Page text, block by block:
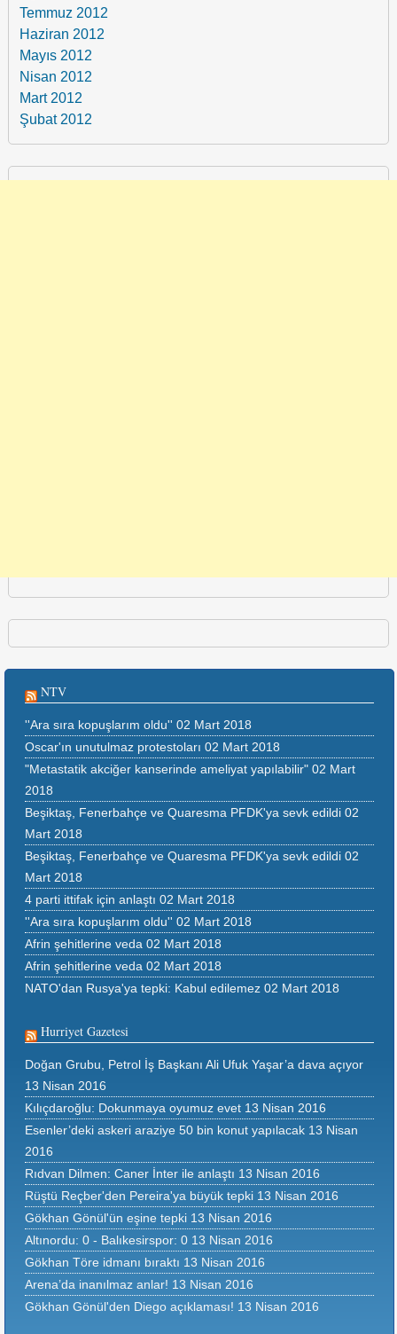
Temmuz 2012
Haziran 2012
Mayıs 2012
Nisan 2012
Mart 2012
Şubat 2012
NTV
''Ara sıra kopuşlarım oldu'' 02 Mart 2018
Oscar'ın unutulmaz protestoları 02 Mart 2018
"Metastatik akciğer kanserinde ameliyat yapılabilir" 02 Mart
2018
Beşiktaş, Fenerbahçe ve Quaresma PFDK'ya sevk edildi 02
Mart 2018
Beşiktaş, Fenerbahçe ve Quaresma PFDK'ya sevk edildi 02
Mart 2018
4 parti ittifak için anlaştı 02 Mart 2018
''Ara sıra kopuşlarım oldu'' 02 Mart 2018
Afrin şehitlerine veda 02 Mart 2018
Afrin şehitlerine veda 02 Mart 2018
NATO'dan Rusya'ya tepki: Kabul edilemez 02 Mart 2018
Hurriyet Gazetesi
Doğan Grubu, Petrol İş Başkanı Ali Ufuk Yaşar’a dava açıyor
13 Nisan 2016
Kılıçdaroğlu: Dokunmaya oyumuz evet 13 Nisan 2016
Esenler’deki askeri araziye 50 bin konut yapılacak 13 Nisan
2016
Rıdvan Dilmen: Caner İnter ile anlaştı 13 Nisan 2016
Rüştü Reçber'den Pereira'ya büyük tepki 13 Nisan 2016
Gökhan Gönül'ün eşine tepki 13 Nisan 2016
Altınordu: 0 - Balıkesirspor: 0 13 Nisan 2016
Gökhan Töre idmanı bıraktı 13 Nisan 2016
Arena’da inanılmaz anlar! 13 Nisan 2016
Gökhan Gönül'den Diego açıklaması! 13 Nisan 2016